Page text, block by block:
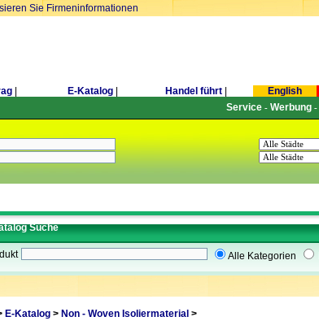
Sie Firmeninformationen
E-Katalog Handel führt English
Service- Werbung-
Suche
Alle Kategorien
E-Katalog> Non - Woven Isoliermaterial >